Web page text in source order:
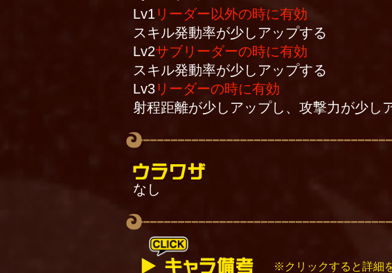
Lv1 リーダー以外の時に有効
スキル発動率が少しアップする
Lv2サブリーダーの時に有効
スキル発動率が少しアップする
Lv3リーダーの時に有効
射程距離が少しアップし、攻撃力が少し
なし
※クリックすると詳細